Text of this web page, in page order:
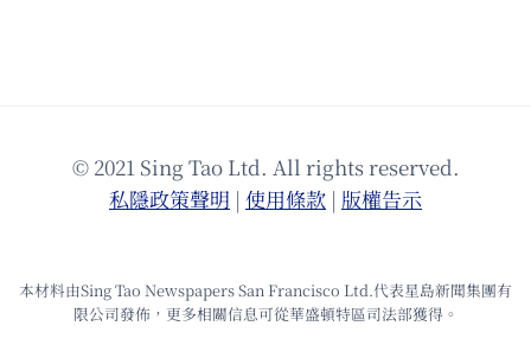
© 2021 Sing Tao Ltd. All rights reserved.
私隱政策聲明 | 使⽤條款 | 版權告⽰
本材料由Sing Tao Newspapers San Francisco Ltd.代表星島新聞集團有
限公司發佈，更多相關信息可從華盛頓特區司法部獲得。